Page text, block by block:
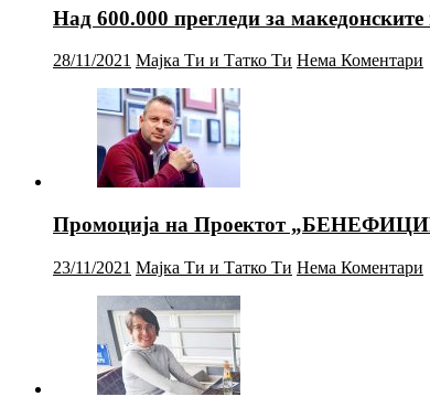
Над 600.000 прегледи за
28/11/2021 Мајка Ти и Татко Ти Нема Коментари
Промоција на Проектот
23/11/2021 Мајка Ти и Татко Ти Нема Коментари